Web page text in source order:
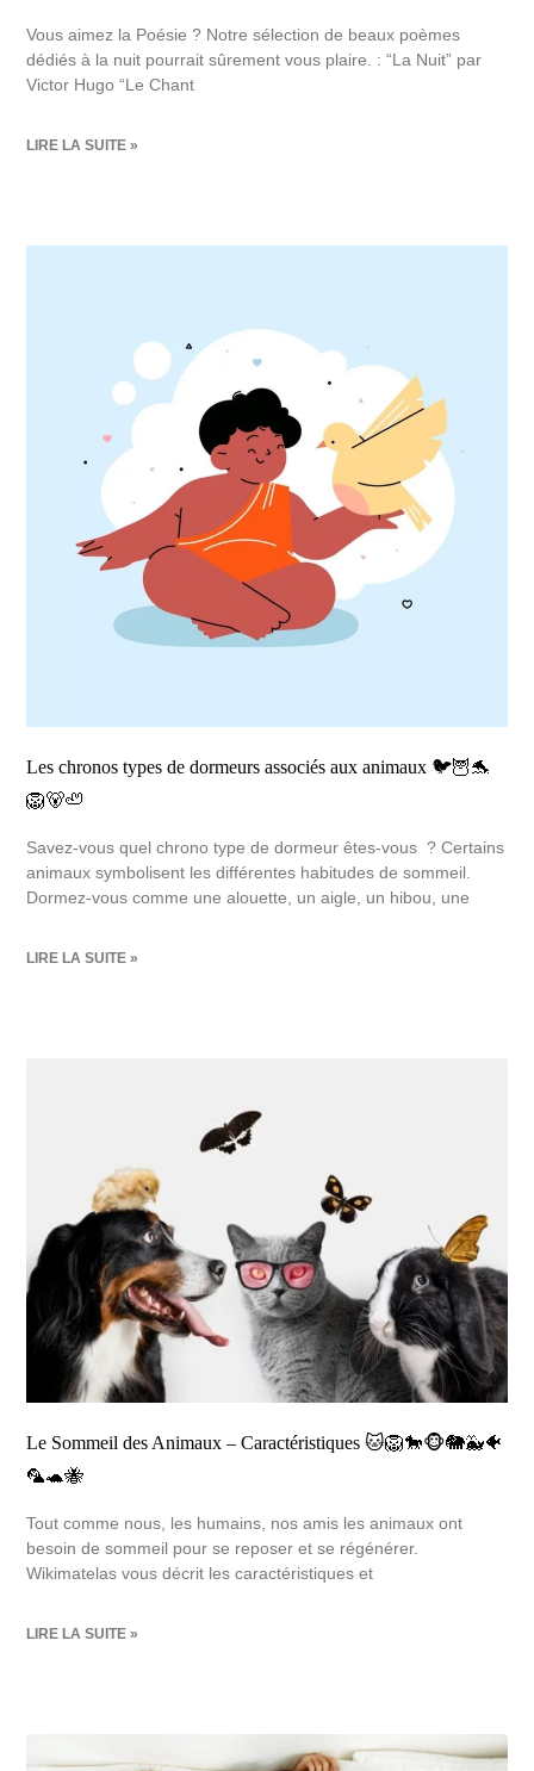
Vous aimez la Poésie ? Notre sélection de beaux poèmes
dédiés à la nuit pourrait sûrement vous plaire. : “La Nuit” par
Victor Hugo “Le Chant
LIRE LA SUITE »
Les chronos types de dormeurs associés aux animaux 🐦🦉🐬
🦁🐻🦥
Savez-vous quel chrono type de dormeur êtes-vous ? Certains
animaux symbolisent les différentes habitudes de sommeil.
Dormez-vous comme une alouette, un aigle, un hibou, une
LIRE LA SUITE »
Le Sommeil des Animaux – Caractéristiques 🐱🦁🐎🐵🐘🐳🐠
🦜🐢🐝
Tout comme nous, les humains, nos amis les animaux ont
besoin de sommeil pour se reposer et se régénérer.
Wikimatelas vous décrit les caractéristiques et
LIRE LA SUITE »